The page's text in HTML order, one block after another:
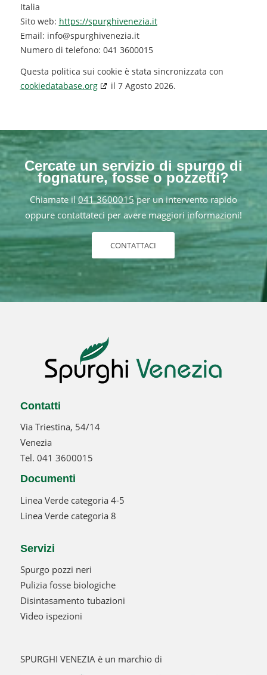
Italia
Sito web: https://spurghivenezia.it
Email: info@spurghivenezia.it
Numero di telefono: 041 3600015
Questa politica sui cookie è stata sincronizzata con
cookiedatabase.org
il 7 Agosto 2026.
Cercate un servizio di spurgo di
fognature, fosse o pozzetti?
Chiamate il 041 3600015per un intervento rapido
oppure contattateci per avere maggiori informazioni!
CONTATTACI
Contatti
Via Triestina, 54/14
Venezia
Tel. 041 3600015
Documenti
Linea Verde categoria 4-5
Linea Verde categoria 8
Servizi
Spurgo pozzi neri
Pulizia fosse biologiche
Disintasamento tubazioni
Video ispezioni
SPURGHI VENEZIA è un marchio di